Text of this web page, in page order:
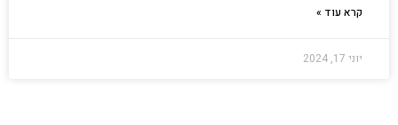
קרא עוד »
יוני 17, 2024